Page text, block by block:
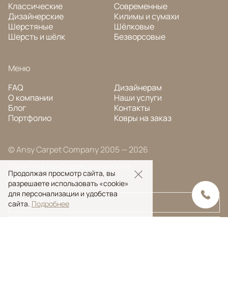
Классические
Дизайнерские
Шерстяные
Шерсть и шёлк
Современные
Килимы и сумахи
Шёлковые
Безворсовые
Меню
FAQ
О компании
Блог
Портфолио
Дизайнерам
Наши услуги
Контакты
Ковры на заказ
© Ansy Carpet Company 2005 — 2026
Поиск ковра
Продолжая просмотр сайта, вы
разрешаете использовать «cookie»
для персонализации и удобства
сайта. Подробнее